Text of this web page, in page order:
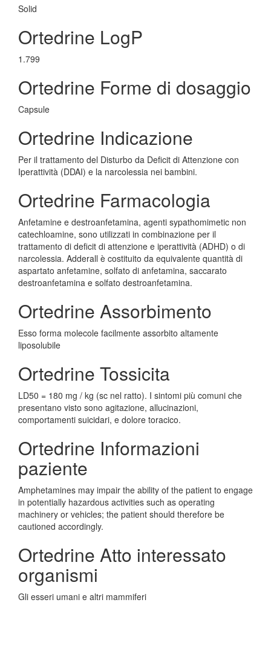
Solid
Ortedrine LogP
1.799
Ortedrine Forme di dosaggio
Capsule
Ortedrine Indicazione
Per il trattamento del Disturbo da Deficit di Attenzione con
Iperattività (DDAI) e la narcolessia nei bambini.
Ortedrine Farmacologia
Anfetamine e destroanfetamina, agenti sypathomimetic non
catechloamine, sono utilizzati in combinazione per il
trattamento di deficit di attenzione e iperattività (ADHD) o di
narcolessia. Adderall è costituito da equivalente quantità di
aspartato anfetamine, solfato di anfetamina, saccarato
destroanfetamina e solfato destroanfetamina.
Ortedrine Assorbimento
Esso forma molecole facilmente assorbito altamente
liposolubile
Ortedrine Tossicita
LD50 = 180 mg / kg (sc nel ratto). I sintomi più comuni che
presentano visto sono agitazione, allucinazioni,
comportamenti suicidari, e dolore toracico.
Ortedrine Informazioni
paziente
Amphetamines may impair the ability of the patient to engage
in potentially hazardous activities such as operating
machinery or vehicles; the patient should therefore be
cautioned accordingly.
Ortedrine Atto interessato
organismi
Gli esseri umani e altri mammiferi